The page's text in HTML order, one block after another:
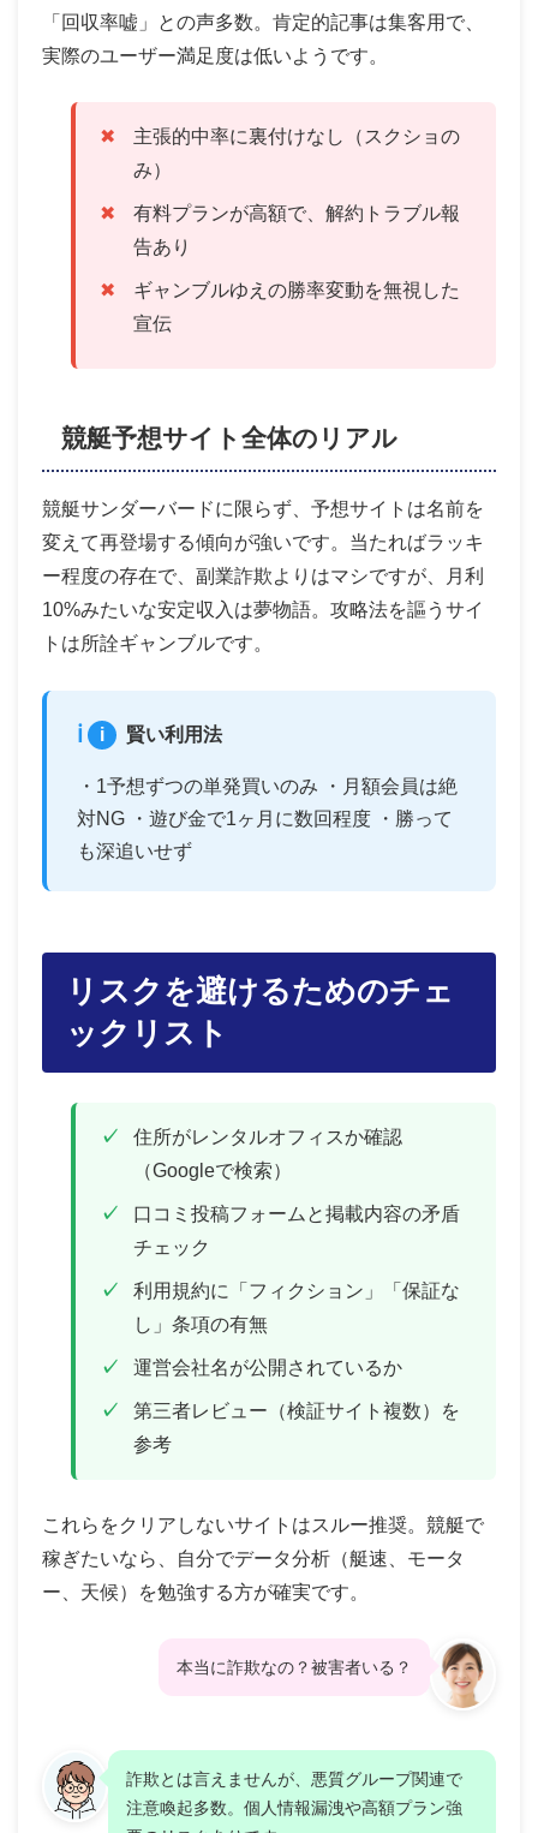
「回収率嘘」との声多数。肯定的記事は集客用で、
実際のユーザー満足度は低いようです。
主張的中率に裏付けなし（スクショの
み）
有料プランが高額で、解約トラブル報
告あり
ギャンブルゆえの勝率変動を無視した
宣伝
競艇予想サイト全体のリアル
競艇サンダーバードに限らず、予想サイトは名前を
変えて再登場する傾向が強いです。当たればラッキ
ー程度の存在で、副業詐欺よりはマシですが、月利
10%みたいな安定収入は夢物語。攻略法を謳うサイ
トは所詮ギャンブルです。
i 賢い利用法
・1予想ずつの単発買いのみ ・月額会員は絶
対NG ・遊び金で1ヶ月に数回程度 ・勝って
も深追いせず
リスクを避けるためのチェ
ックリスト
住所がレンタルオフィスか確認
（Googleで検索）
口コミ投稿フォームと掲載内容の矛盾
チェック
利用規約に「フィクション」「保証な
し」条項の有無
運営会社名が公開されているか
第三者レビュー（検証サイト複数）を
参考
これらをクリアしないサイトはスルー推奨。競艇で
稼ぎたいなら、自分でデータ分析（艇速、モータ
ー、天候）を勉強する方が確実です。
本当に詐欺なの？被害者いる？
詐欺とは言えませんが、悪質グループ関連で
注意喚起多数。個人情報漏洩や高額プラン強